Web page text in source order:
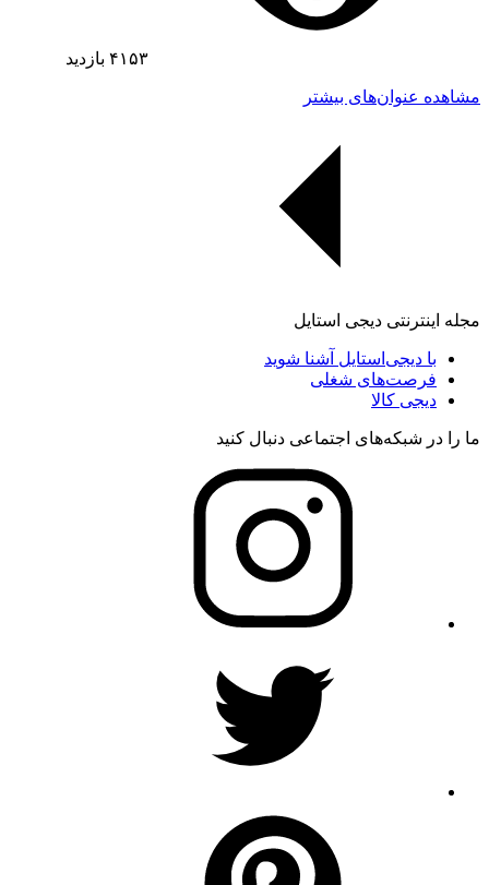
۴۱۵۳ بازدید
مشاهده عنوان‌های بیشتر
مجله اینترنتی دیجی استایل
با دیجی‌استایل آشنا شوید
فرصت‌های شغلی
دیجی کالا
ما را در شبکه‌های اجتماعی دنبال کنید